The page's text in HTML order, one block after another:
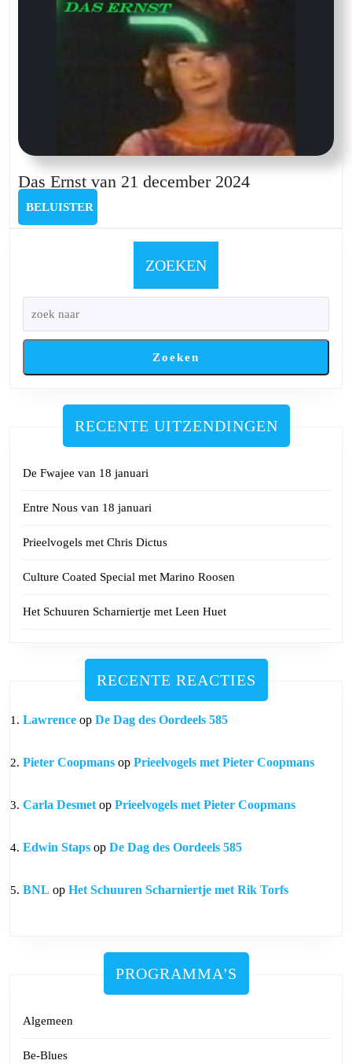
Das Ernst van 21 december 2024Das
BELUISTER
ZOEKEN
Zoeken
RECENTE UITZENDINGEN
De Fwajee van 18 januari
Entre Nous van 18 januari
Prieelvogels met Chris Dictus
Culture Coated Special met Marino Roosen
Het Schuuren Scharniertje met Leen Huet
RECENTE REACTIES
Lawrence op De Dag des Oordeels 585
Pieter Coopmans op Prieelvogels met Pieter Coopmans
Carla Desmet op Prieelvogels met Pieter Coopmans
Edwin Staps op De Dag des Oordeels 585
BNL op Het Schuuren Scharniertje met Rik Torfs
PROGRAMMA'S
Algemeen
Be-Blues